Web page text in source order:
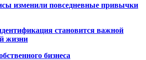
изменили повседневные привычки
становится важной
жизни
бизнеса